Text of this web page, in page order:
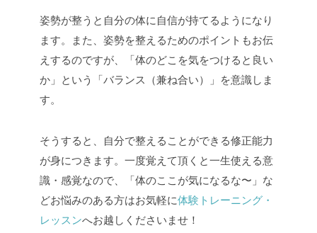
姿勢が整うと自分の体に自信が持てるようになり
ます。また、姿勢を整えるためのポイントもお伝
えするのですが、「体のどこを気をつけると良い
か」という「バランス（兼ね合い）」を意識しま
す。
そうすると、自分で整えることができる修正能力
が身につきます。一度覚えて頂くと一生使える意
識・感覚なので、「体のここが気になるな〜」な
どお悩みのある方はお気軽に体験トレーニング・
レッスンへお越しくださいませ！